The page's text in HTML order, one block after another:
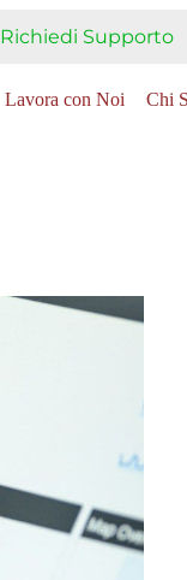
Richiedi Supporto
Lavora con Noi Chi